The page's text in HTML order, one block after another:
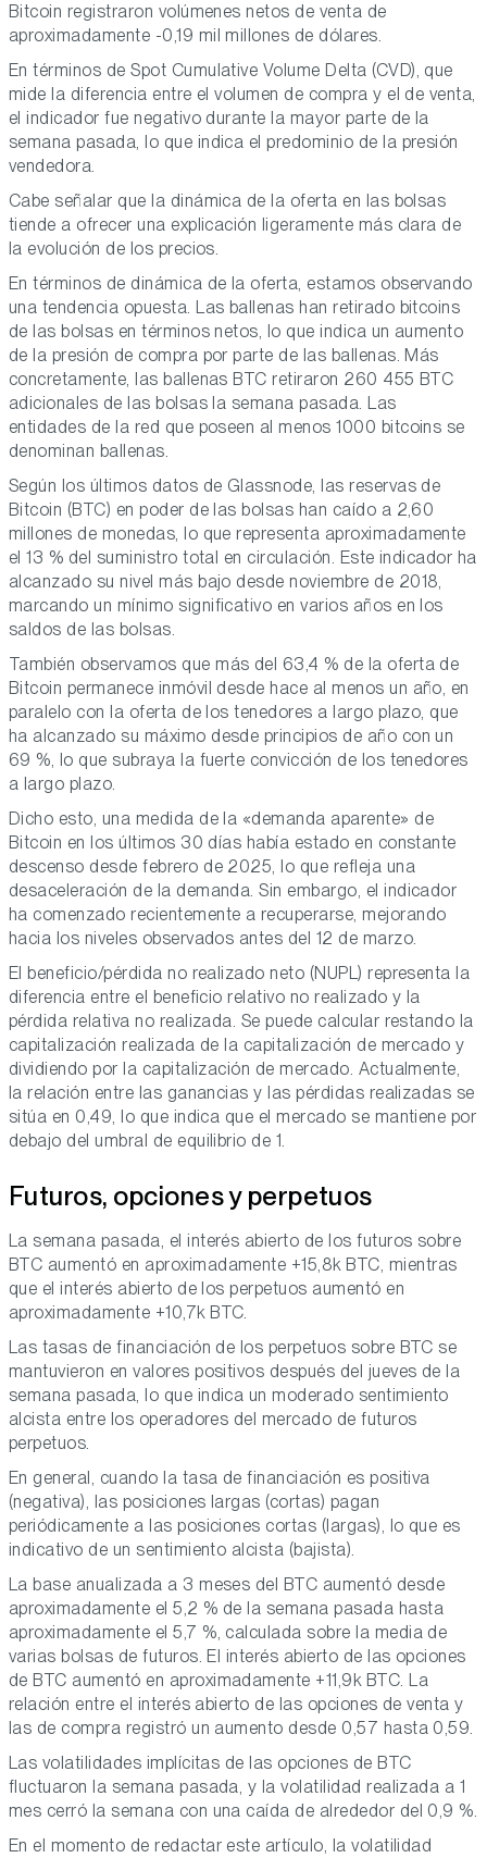
Bitcoin registraron volúmenes netos de venta de
aproximadamente -0,19 mil millones de dólares.
En términos de Spot Cumulative Volume Delta (CVD), que
mide la diferencia entre el volumen de compra y el de venta,
el indicador fue negativo durante la mayor parte de la
semana pasada, lo que indica el predominio de la presión
vendedora.
Cabe señalar que la dinámica de la oferta en las bolsas
tiende a ofrecer una explicación ligeramente más clara de
la evolución de los precios.
En términos de dinámica de la oferta, estamos observando
una tendencia opuesta. Las ballenas han retirado bitcoins
de las bolsas en términos netos, lo que indica un aumento
de la presión de compra por parte de las ballenas. Más
concretamente, las ballenas BTC retiraron 260 455 BTC
adicionales de las bolsas la semana pasada. Las
entidades de la red que poseen al menos 1000 bitcoins se
denominan ballenas.
Según los últimos datos de Glassnode, las reservas de
Bitcoin (BTC) en poder de las bolsas han caído a 2,60
millones de monedas, lo que representa aproximadamente
el 13 % del suministro total en circulación. Este indicador ha
alcanzado su nivel más bajo desde noviembre de 2018,
marcando un mínimo significativo en varios años en los
saldos de las bolsas.
También observamos que más del 63,4 % de la oferta de
Bitcoin permanece inmóvil desde hace al menos un año, en
paralelo con la oferta de los tenedores a largo plazo, que
ha alcanzado su máximo desde principios de año con un
69 %, lo que subraya la fuerte convicción de los tenedores
a largo plazo.
Dicho esto, una medida de la «demanda aparente» de
Bitcoin en los últimos 30 días había estado en constante
descenso desde febrero de 2025, lo que refleja una
desaceleración de la demanda. Sin embargo, el indicador
ha comenzado recientemente a recuperarse, mejorando
hacia los niveles observados antes del 12 de marzo.
El beneficio/pérdida no realizado neto (NUPL) representa la
diferencia entre el beneficio relativo no realizado y la
pérdida relativa no realizada. Se puede calcular restando la
capitalización realizada de la capitalización de mercado y
dividiendo por la capitalización de mercado. Actualmente,
la relación entre las ganancias y las pérdidas realizadas se
sitúa en 0,49, lo que indica que el mercado se mantiene por
debajo del umbral de equilibrio de 1.
Futuros, opciones y perpetuos
La semana pasada, el interés abierto de los futuros sobre
BTC aumentó en aproximadamente +15,8k BTC, mientras
que el interés abierto de los perpetuos aumentó en
aproximadamente +10,7k BTC.
Las tasas de financiación de los perpetuos sobre BTC se
mantuvieron en valores positivos después del jueves de la
semana pasada, lo que indica un moderado sentimiento
alcista entre los operadores del mercado de futuros
perpetuos.
En general, cuando la tasa de financiación es positiva
(negativa), las posiciones largas (cortas) pagan
periódicamente a las posiciones cortas (largas), lo que es
indicativo de un sentimiento alcista (bajista).
La base anualizada a 3 meses del BTC aumentó desde
aproximadamente el 5,2 % de la semana pasada hasta
aproximadamente el 5,7 %, calculada sobre la media de
varias bolsas de futuros. El interés abierto de las opciones
de BTC aumentó en aproximadamente +11,9k BTC. La
relación entre el interés abierto de las opciones de venta y
las de compra registró un aumento desde 0,57 hasta 0,59.
Las volatilidades implícitas de las opciones de BTC
fluctuaron la semana pasada, y la volatilidad realizada a 1
mes cerró la semana con una caída de alrededor del 0,9 %.
En el momento de redactar este artículo, la volatilidad